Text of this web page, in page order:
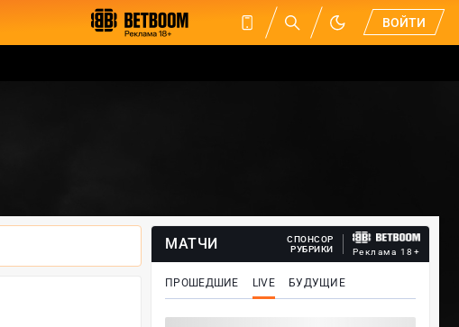
ВОЙТИ
МАТЧИ
СПОНСОР
РУБРИКИ
Реклама 18+
ПРОШЕДШИЕ LIVE БУДУЩИЕ